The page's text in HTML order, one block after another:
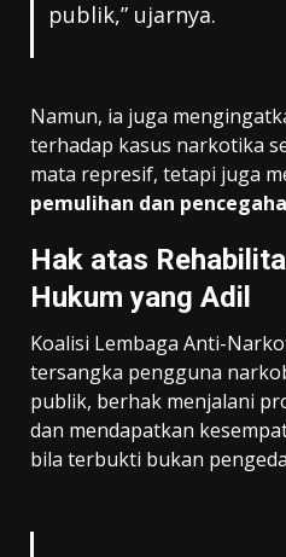
publik,” ujarnya.
Namun, ia juga
terhadap kasus narkotika
mata represif, tetapi juga
pemulihan dan
Hak atas
Hukum yang Adil
Koalisi Lembaga Anti-
tersangka pengguna
publik, berhak menjalani
dan mendapatkan
bila terbukti bukan